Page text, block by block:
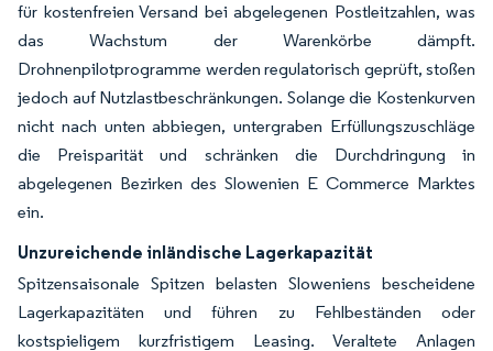
für kostenfreien Versand bei abgelegenen Postleitzahlen, was
das Wachstum der Warenkörbe dämpft.
Drohnenpilotprogramme werden regulatorisch geprüft, stoßen
jedoch auf Nutzlastbeschränkungen. Solange die Kostenkurven
nicht nach unten abbiegen, untergraben Erfüllungszuschläge
die Preisparität und schränken die Durchdringung in
abgelegenen Bezirken des Slowenien E Commerce Marktes
ein.
Unzureichende inländische Lagerkapazität
Spitzensaisonale Spitzen belasten Sloweniens bescheidene
Lagerkapazitäten und führen zu Fehlbeständen oder
kostspieligem kurzfristigem Leasing. Veraltete Anlagen